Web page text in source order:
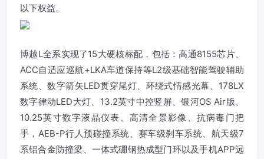
以下权益。
博越L全系实现了15大硬核标配，包括：高通8155芯片、
ACC自适应巡航+LKA车道保持等L2级基础智能驾驶辅助
系统、数字箭矢LED贯穿尾灯、环绕式情感光幕、178LX
数字律动LED大灯、13.2英寸中控竖屏、银河OS Air版、
10.25英寸数字液晶仪表、高清全景影像、抗病毒门把
手，AEB-P行人预碰撞系统、赛车级刹车系统、航天级7
系铝合金防撞梁、一体式硼钢热成型门环以及手机APP远